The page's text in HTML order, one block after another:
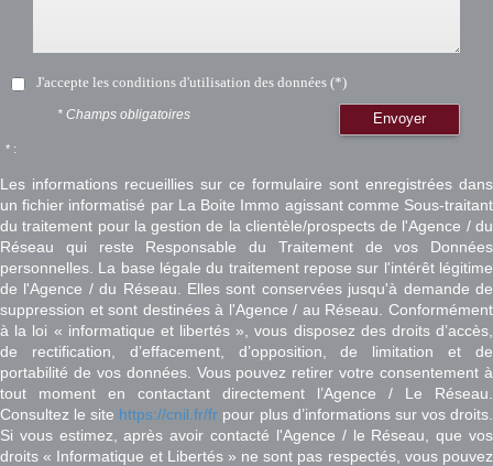
J'accepte les conditions d'utilisation des données (*)
Envoyer
* Champs obligatoires
* :
Les informations recueillies sur ce formulaire sont enregistrées dans
un fichier informatisé par La Boite Immo agissant comme Sous-traitant
du traitement pour la gestion de la clientèle/prospects de l'Agence / du
Réseau qui reste Responsable du Traitement de vos Données
personnelles. La base légale du traitement repose sur l'intérêt légitime
de l'Agence / du Réseau. Elles sont conservées jusqu'à demande de
suppression et sont destinées à l'Agence / au Réseau. Conformément
à la loi « informatique et libertés », vous disposez des droits d’accès,
de rectification, d’effacement, d’opposition, de limitation et de
portabilité de vos données. Vous pouvez retirer votre consentement à
tout moment en contactant directement l’Agence / Le Réseau.
Consultez le site https://cnil.fr/fr pour plus d’informations sur vos droits.
Si vous estimez, après avoir contacté l'Agence / le Réseau, que vos
droits « Informatique et Libertés » ne sont pas respectés, vous pouvez